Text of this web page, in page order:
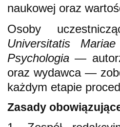
naukowej oraz
Osoby
Universitatis
Psychologia —
oraz wydawca —
każdym etapie
Zasady